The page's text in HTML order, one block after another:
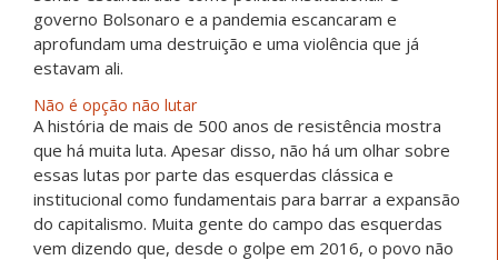
governo Bolsonaro e a pandemia escancaram e
aprofundam uma destruição e uma violência que já
estavam ali.
Não é opção não lutar
A história de mais de 500 anos de resistência mostra
que há muita luta. Apesar disso, não há um olhar sobre
essas lutas por parte das esquerdas clássica e
institucional como fundamentais para barrar a expansão
do capitalismo. Muita gente do campo das esquerdas
vem dizendo que, desde o golpe em 2016, o povo não